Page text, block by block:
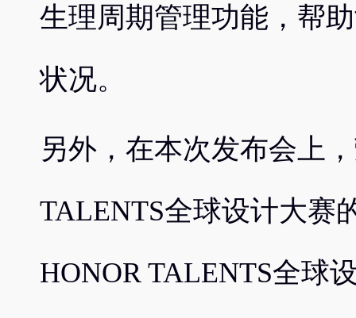
生理周期管理功能，帮
状况。
另外，在本次发布会上
TALENTS全球设计大赛
HONOR TALENTS全球